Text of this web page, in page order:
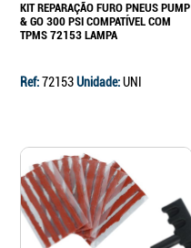
KIT REPARAÇÃO FURO PNEUS PUMP
& GO 300 PSI COMPATÍVEL COM
TPMS 72153 LAMPA
Ref:72153Unidade:UNI